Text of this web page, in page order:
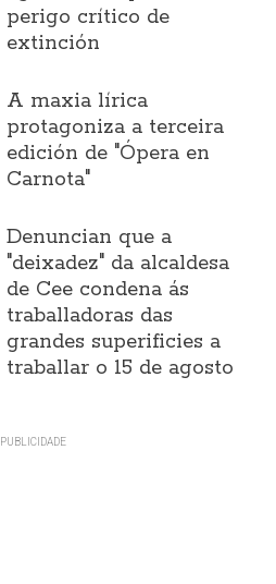
perigo crítico de
extinción
A maxia lírica
protagoniza a terceira
edición de "Ópera en
Carnota"
Denuncian que a
"deixadez" da alcaldesa
de Cee condena ás
traballadoras das
grandes superificies a
traballar o 15 de agosto